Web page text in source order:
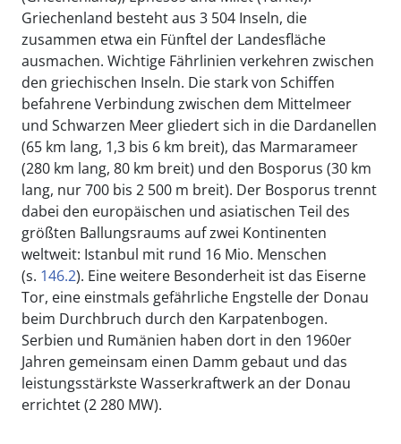
Griechenland besteht aus 3 504 Inseln, die
zusammen etwa ein Fünftel der Landesfläche
ausmachen. Wichtige Fährlinien verkehren zwischen
den griechischen Inseln. Die stark von Schiffen
befahrene Verbindung zwischen dem Mittelmeer
und Schwarzen Meer gliedert sich in die Dardanellen
(65 km lang, 1,3 bis 6 km breit), das Marmarameer
(280 km lang, 80 km breit) und den Bosporus (30 km
lang, nur 700 bis 2 500 m breit). Der Bosporus trennt
dabei den europäischen und asiatischen Teil des
größten Ballungsraums auf zwei Kontinenten
weltweit: Istanbul mit rund 16 Mio. Menschen
(s. 146.2). Eine weitere Besonderheit ist das Eiserne
Tor, eine einstmals gefährliche Engstelle der Donau
beim Durchbruch durch den Karpatenbogen.
Serbien und Rumänien haben dort in den 1960er
Jahren gemeinsam einen Damm gebaut und das
leistungsstärkste Wasserkraftwerk an der Donau
errichtet (2 280 MW).